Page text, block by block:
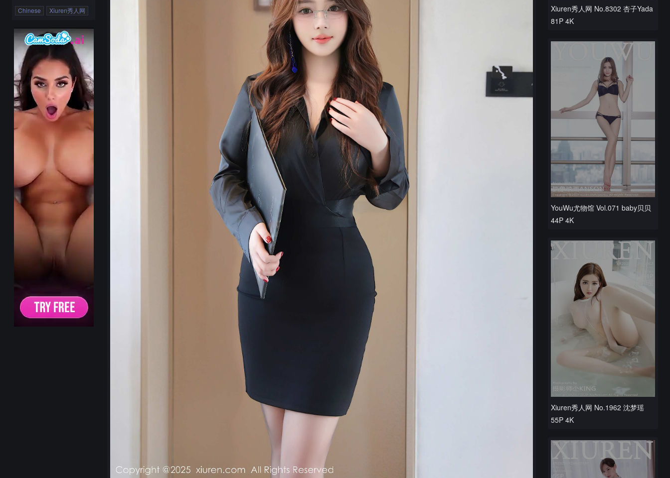
Chinese Xiuren秀人网
Xiuren秀人网 No.8302 杏子Yada
81P 4K
YouWu尤物馆 Vol.071 baby贝贝
44P 4K
Xiuren秀人网 No.1962 沈梦瑶
55P 4K